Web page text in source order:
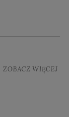
ZOBACZ WIĘCEJ